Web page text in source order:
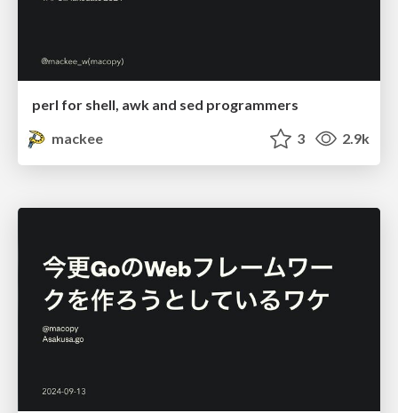
perl for shell, awk and sed programmers
mackee
3 2.9k